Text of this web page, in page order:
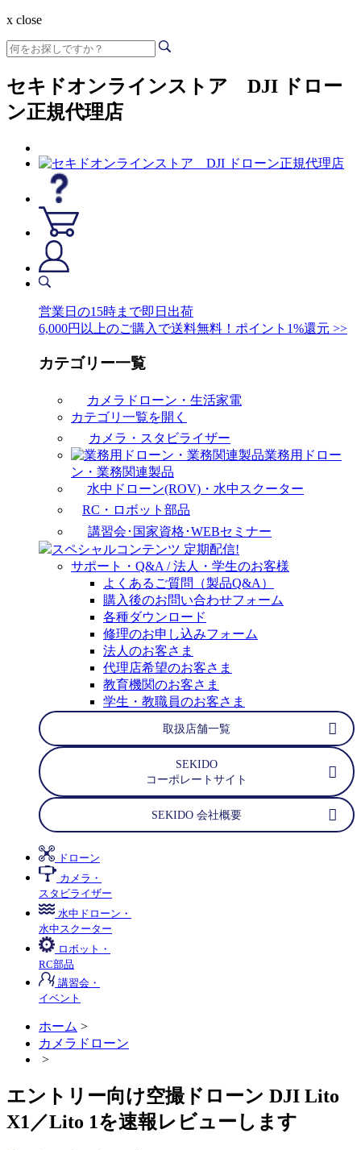
x close
セキドオンラインストア DJI ドロー
ン正規代理店
営業日の15時まで即日出荷
6,000円以上のご購入で送料無料！ポイント1%還元 >>
カテゴリー一覧
カメラドローン・生活家電
カテゴリ一覧を開く
カメラ・スタビライザー
業務用ドロー
ン・業務関連製品
水中ドローン(ROV)・水中スクーター
RC・ロボット部品
講習会･国家資格･WEBセミナー
スペシャルコンテンツ 定期配信!
サポート・Q&A / 法人・学生のお客様
よくあるご質問（製品Q&A）
購入後のお問い合わせフォーム
各種ダウンロード
修理のお申し込みフォーム
法人のお客さま
代理店希望のお客さま
教育機関のお客さま
学生・教職員のお客さま
取扱店舗一覧
SEKIDO
コーポレートサイト
SEKIDO 会社概要
ドローン
カメラ・
スタビライザー
水中ドローン・
水中スクーター
ロボット・
RC部品
講習会・
イベント
ホーム >
カメラドローン
>
エントリー向け空撮ドローン DJI Lito
X1／Lito 1を速報レビューします